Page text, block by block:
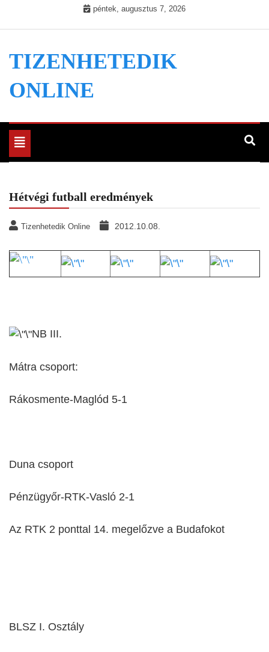
péntek, augusztus 7, 2026
TIZENHETEDIK
ONLINE
Toggle
navigation
Hétvégi futball eredmények
Tizenhetedik Online 2012.10.08.
NB III.
Mátra csoport:
Rákosmente-Maglód 5-1
Duna csoport
Pénzügyőr-RTK-Vasló 2-1
Az RTK 2 ponttal 14. megelőzve a Budafokot
BLSZ I. Osztály